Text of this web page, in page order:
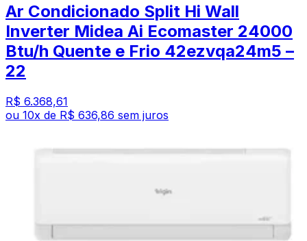
Ar Condicionado Split Hi Wall
Inverter Midea Ai Ecomaster 24000
Btu/h Quente e Frio 42ezvqa24m5 –
22
R$ 6.368,61
ou 10x de R$ 636,86 sem juros